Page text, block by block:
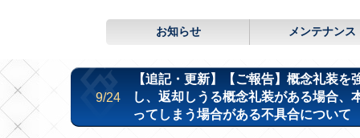
お知らせ メンテナンス
9/24
【追記・更新】【ご報告】概念礼装
し、返却しうる概念礼装がある場合
ってしまう場合がある不具合について